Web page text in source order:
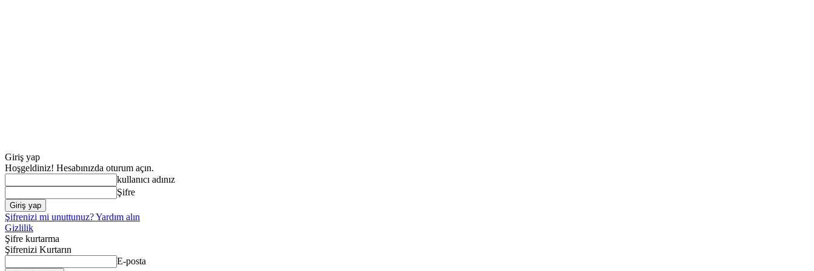
Giriş yap
Hoşgeldiniz! Hesabınızda oturum açın.
kullanıcı adınız
Şifre
Şifrenizi mi unuttunuz? Yardım alın
Gizlilik
Şifre kurtarma
Şifrenizi Kurtarın
E-posta